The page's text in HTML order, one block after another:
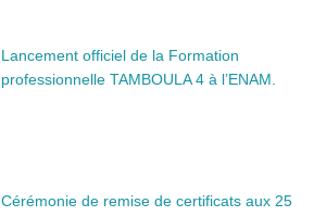
Lancement officiel de la Formation
professionnelle TAMBOULA 4 à l’ENAM.
Cérémonie de remise de certificats aux 25